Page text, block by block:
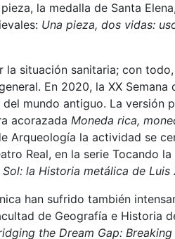
la medalla de Santa
Una pieza, dos vidas:
situación sanitaria; con
En 2020, la XX Semana
mundo antiguo. La versión
acorazada Moneda rica,
Arqueología la actividad se
Real, en la serie Tocando
la Historia metálica de
han sufrido también
de Geografía e Historia
the Dream Gap: